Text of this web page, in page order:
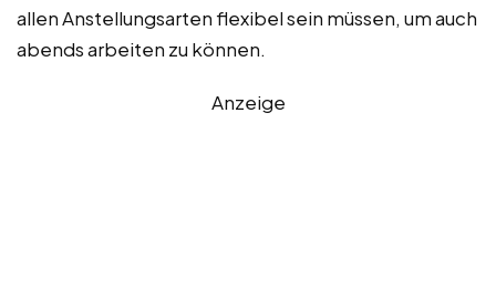
allen Anstellungsarten flexibel sein müssen, um auch
abends arbeiten zu können.
Anzeige